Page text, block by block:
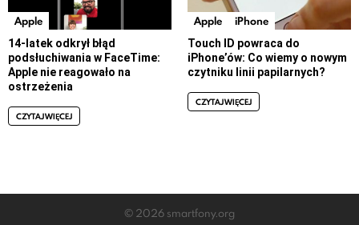
Apple
14-latek odkrył błąd
podsłuchiwania w FaceTime:
Apple nie reagowało na
ostrzeżenia
CZYTAJ WIĘCEJ
Apple iPhone
Touch ID powraca do
iPhone’ów: Co wiemy o nowym
czytniku linii papilarnych?
CZYTAJ WIĘCEJ
© 2026 smartfony.org